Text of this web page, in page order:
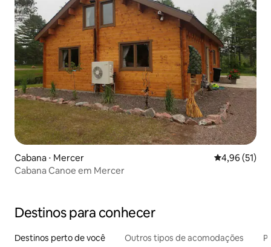
Cabana ⋅ Mercer 4,96 de uma
4,96 (51)
Cabana Canoe em Mercer
Destinos para conhecer
Destinos perto de você Outros tipos de acomodações